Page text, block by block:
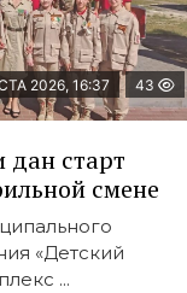
2026, 16:37 43
дан старт
смене
«Детский
...